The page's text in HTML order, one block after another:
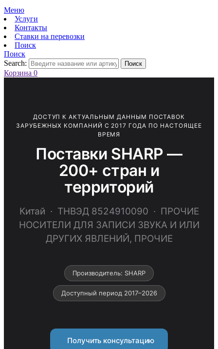
Меню
Услуги
Контакты
Ставки на перевозки
Поиск
Поиск
Search:
Поиск
Корзина 0
ДОСТУП К АКТУАЛЬНЫМ ДАННЫМ ПОСТАВОК
ЗАРУБЕЖНЫХ КОМПАНИЙ С 2017 ГОДА ПО НАСТОЯЩЕЕ
ВРЕМЯ
Поставки SHARP —
200+ стран и
территорий
Китай · ТНВЭД 8524910090 · ПРОЧИЕ
НОСИТЕЛИ ДЛЯ ЗАПИСИ ЗВУКА И ИЛИ
ДРУГИХ ЯВЛЕНИЙ, ПРОЧИЕ
Производитель: SHARP
Доступный период 2017–2026
Получить консультацию